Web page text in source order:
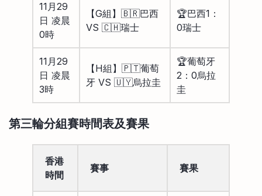
11月29
日 凌晨
0時
【G組】🇧🇷巴西
VS 🇨🇭瑞士
🏆巴西1：
0瑞士
11月29
日 凌晨
3時
【H組】🇵🇹葡萄
牙 VS 🇺🇾烏拉圭
🏆葡萄牙
2：0烏拉
圭
第三輪分組賽時間表及賽果
香港
時間
賽事 賽果